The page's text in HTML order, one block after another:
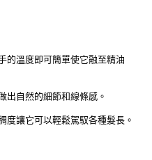
的溫度即可簡單使它融至精油
出自然的細節和線條感。
度讓它可以輕鬆駕馭各種髮長。